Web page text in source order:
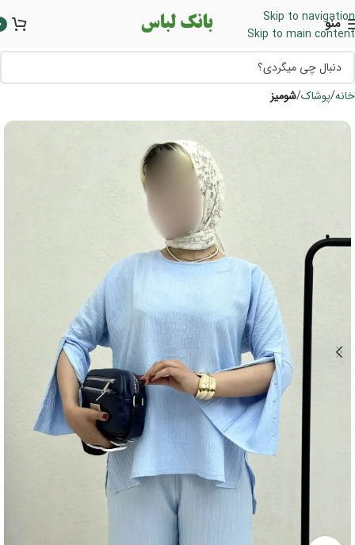
Skip to navigation
Skip to main content
منو
خانه پوشاک شومیز